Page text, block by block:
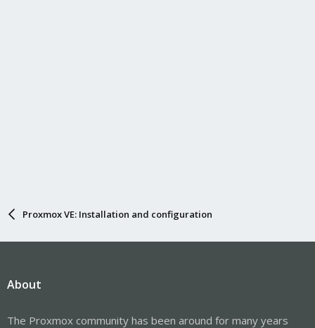
Proxmox VE: Installation and configuration
About
The Proxmox community has been around for many years